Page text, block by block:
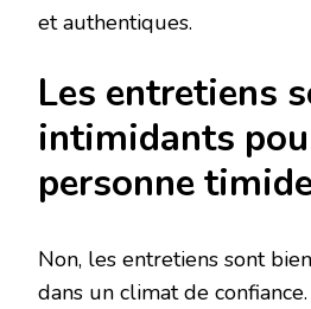
et authentiques.
Les entretiens
intimidants
personne
Non, les entretiens sont
dans un climat de